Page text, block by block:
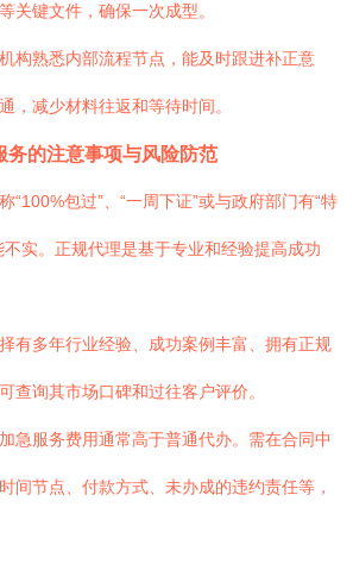
关键文件，确保一次成型。
机构熟悉内部流程节点，能及时跟进补正意
，减少材料往返和等待时间。
务的注意事项与风险防范
“100%包过”、“一周下证”或与政府部门有“特
实。正规代理是基于专业和经验提高成功
择有多年行业经验、成功案例丰富、拥有正规
查询其市场口碑和过往客户评价。
加急服务费用通常高于普通代办。需在合同中
间节点、付款方式、未办成的违约责任等，